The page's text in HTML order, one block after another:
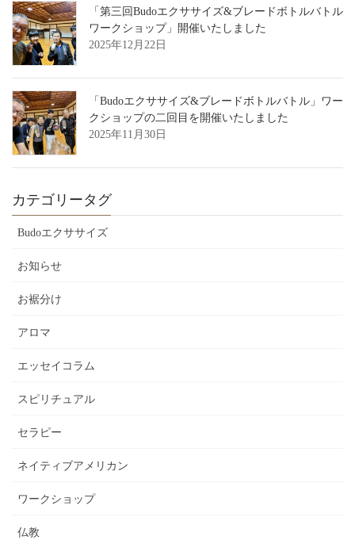
「第三回Budoエクササイズ&ブレードボトルバトル
ワークショップ」開催いたしました
2025年12月22日
「Budoエクササイズ&ブレードボトルバトル」ワー
クショップの二回目を開催いたしました
2025年11月30日
カテゴリータグ
Budoエクササイズ
お知らせ
お裾分け
アロマ
エッセイコラム
スピリチュアル
セラピー
ネイティブアメリカン
ワークショップ
仏教